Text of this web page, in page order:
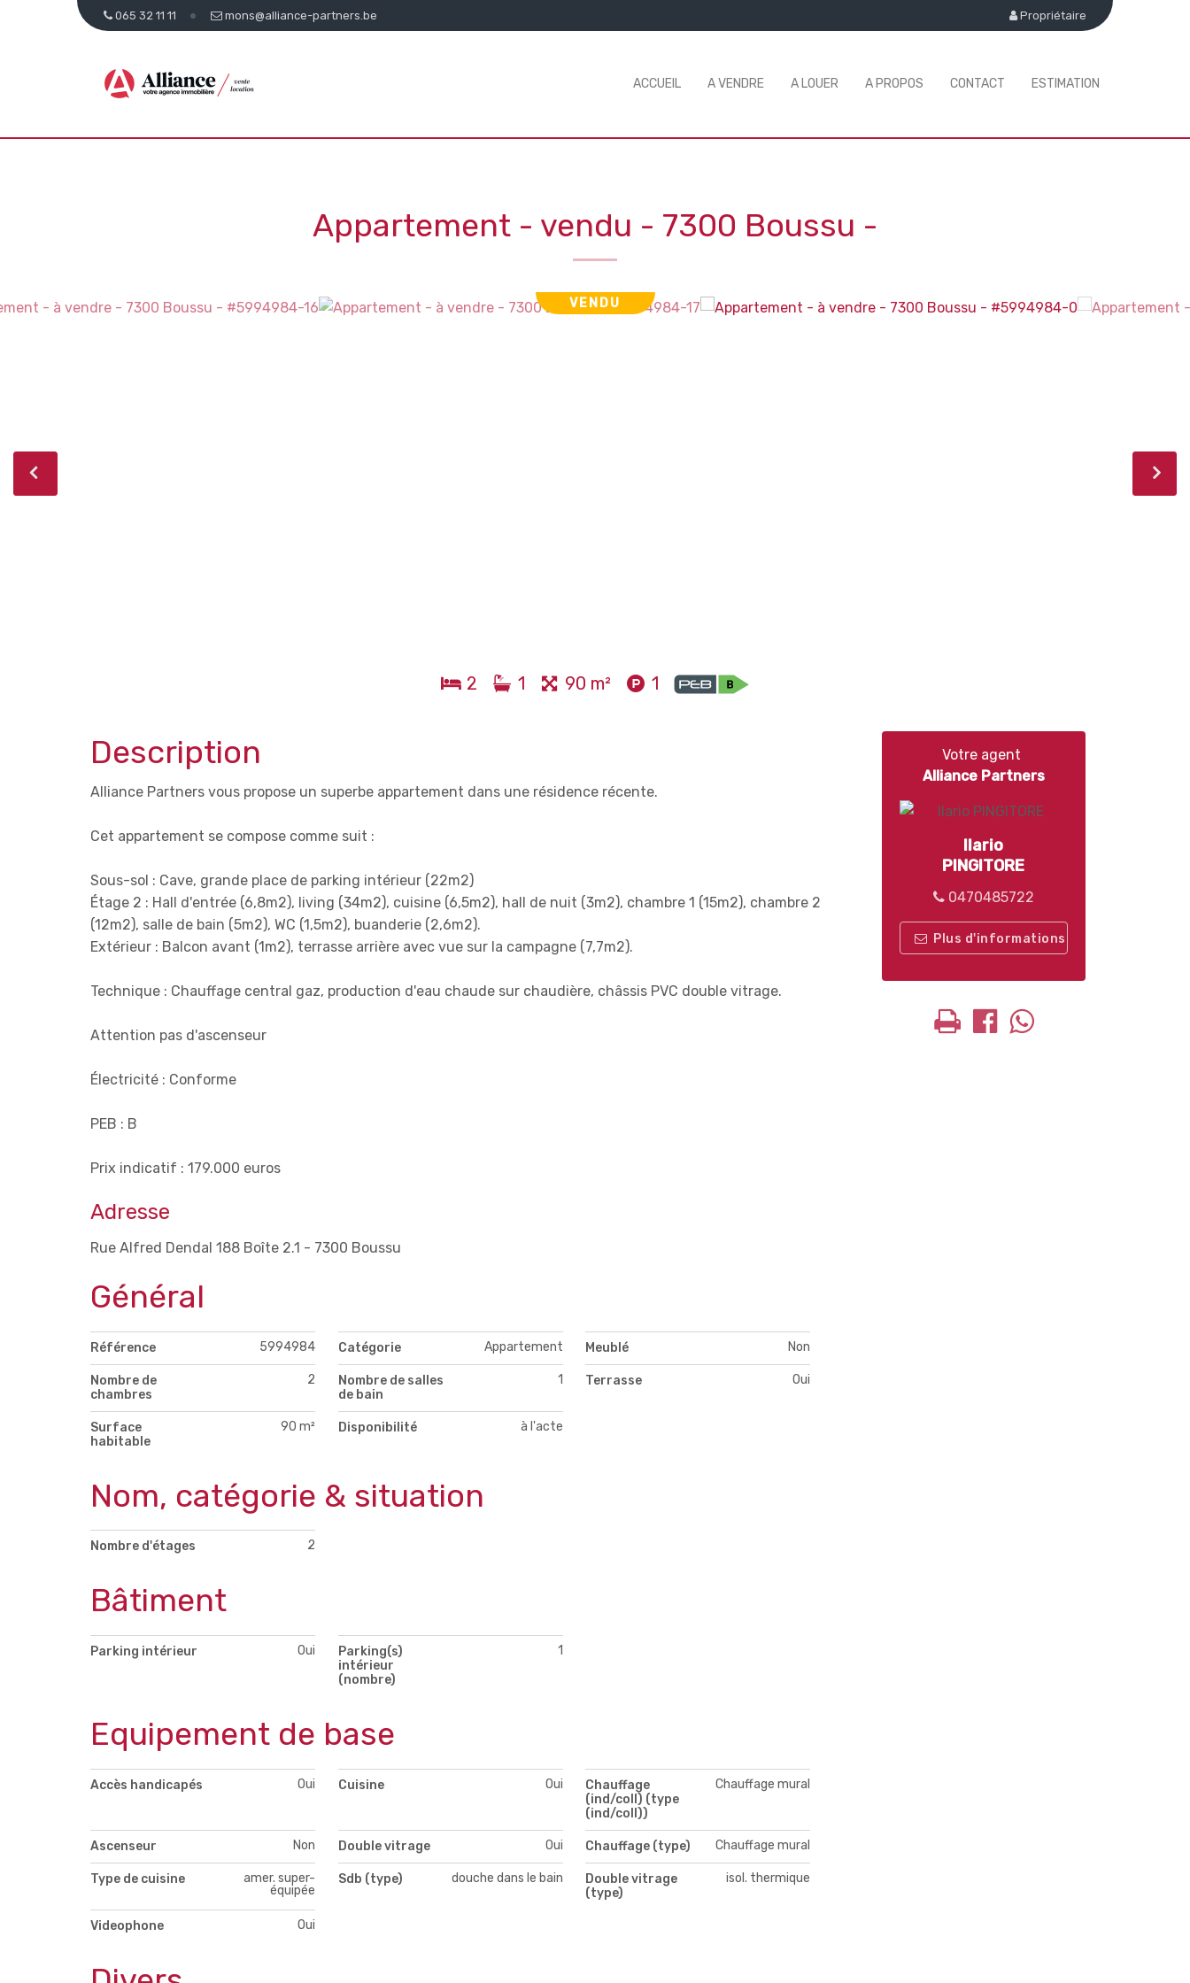
065 32 11 11 mons@alliance-partners.be Propriétaire
ACCUEIL A VENDRE A LOUER A PROPOS CONTACT ESTIMATION
Appartement - vendu - 7300 Boussu -
VENDU
2 1 90 m² 1
Description
Alliance Partners vous propose un superbe appartement dans une résidence récente.
Cet appartement se compose comme suit :
Sous-sol : Cave, grande place de parking intérieur (22m2)
Étage 2 : Hall d'entrée (6,8m2), living (34m2), cuisine (6,5m2), hall de nuit (3m2), chambre 1 (15m2), chambre 2
(12m2), salle de bain (5m2), WC (1,5m2), buanderie (2,6m2).
Extérieur : Balcon avant (1m2), terrasse arrière avec vue sur la campagne (7,7m2).
Technique : Chauffage central gaz, production d'eau chaude sur chaudière, châssis PVC double vitrage.
Attention pas d'ascenseur
Électricité : Conforme
PEB : B
Prix indicatif : 179.000 euros
Adresse
Rue Alfred Dendal 188 Boîte 2.1 - 7300 Boussu
Général
Référence 5994984 Catégorie Appartement Meublé Non
Nombre de
chambres
2
Nombre de salles
de bain
1 Terrasse Oui
Surface
habitable
90 m² Disponibilité à l'acte
Nom, catégorie & situation
Nombre d'étages 2
Bâtiment
Parking intérieur Oui
Parking(s)
intérieur
(nombre)
1
Equipement de base
Accès handicapés Oui Cuisine Oui
Chauffage
(ind/coll) (type
(ind/coll))
Chauffage mural
Ascenseur Non Double vitrage Oui Chauffage (type) Chauffage mural
Type de cuisine
amer. super-
équipée
Sdb (type) douche dans le bain
Double vitrage
(type)
isol. thermique
Videophone Oui
Votre agent
Alliance Partners
Ilario
PINGITORE
0470485722
Plus d'informations